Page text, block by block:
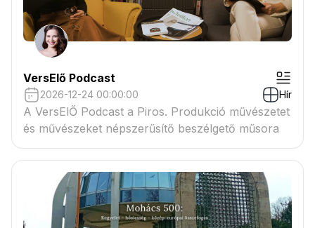
VersElő Podcast
2026-12-24 00:00:00 Hír
A VersElŐ Podcast a Piros. Produkció művészetet
és művészeket népszerűsítő beszélgető műsora